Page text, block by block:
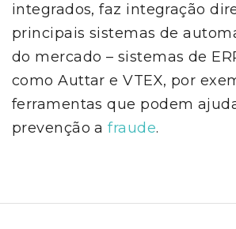
integrados, faz integração
principais sistemas de
do mercado – sistemas de
como Auttar e VTEX, por
ferramentas que podem
prevenção afraude.